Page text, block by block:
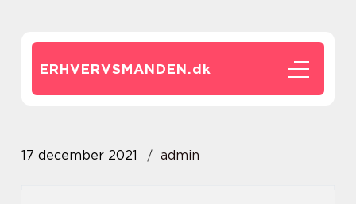
ERHVERVSMANDEN.dk
17 december 2021 admin